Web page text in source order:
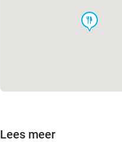
food
Lees meer